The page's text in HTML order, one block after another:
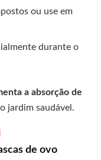
ou use em
durante o
a absorção de
jardim saudável.
de ovo